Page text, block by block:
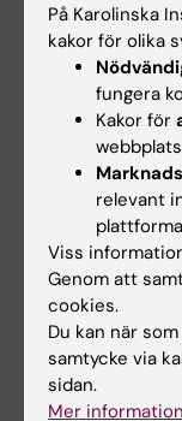
Prislista KI
161.73 KB)
Hade du
Yes
No
Redaktör:Camilla
Sidan uppdaterad:
På Karolinska
kakor för olika
fungera
Kakor för
relevant
Viss
Genom att
cookies.
Du kan när
samtycke via
sidan.
Mer